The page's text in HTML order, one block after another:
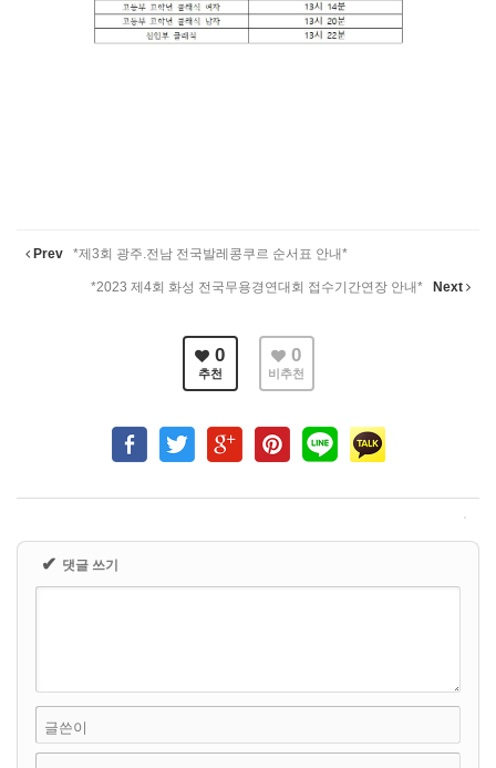
Prev *제3회 광주.전남 전국발레콩쿠르 순서표 안내*
*2023 제4회 화성 전국무용경연대회 접수기간연장 안내* Next
0
추천
0
비추천
✔ 댓글 쓰기
글쓴이